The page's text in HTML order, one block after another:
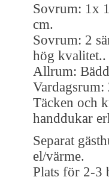
Sovrum: 1x
cm.
Sovrum: 2
hög kvalitet..
Allrum:
Täcken och
handdukar
Separat
el/värme.
Plats för 2-3